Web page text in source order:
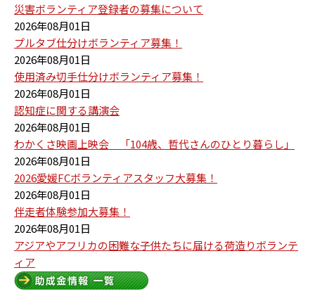
災害ボランティア登録者の募集について
2026年08月01日
プルタブ仕分けボランティア募集！
2026年08月01日
使用済み切手仕分けボランティア募集！
2026年08月01日
認知症に関する講演会
2026年08月01日
わかくさ映画上映会 「104歳、哲代さんのひとり暮らし」
2026年08月01日
2026愛媛FCボランティアスタッフ大募集！
2026年08月01日
伴走者体験参加大募集！
2026年08月01日
アジアやアフリカの困難な子供たちに届ける荷造りボランテ
ィア